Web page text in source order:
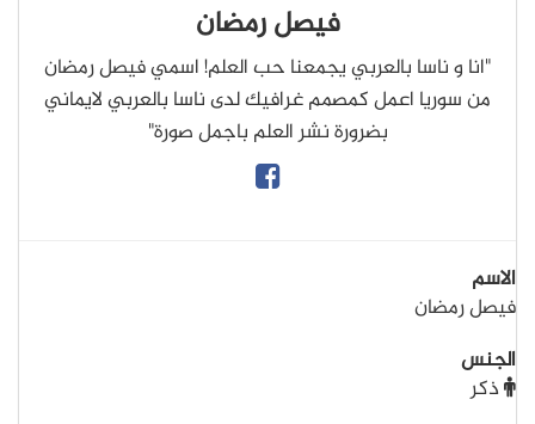
فيصل رمضان
"انا و ناسا بالعربي يجمعنا حب العلم! اسمي فيصل رمضان
من سوريا اعمل كمصمم غرافيك لدى ناسا بالعربي لايماني
بضرورة نشر العلم باجمل صورة"
الاسم
فيصل رمضان
الجنس
ذكر